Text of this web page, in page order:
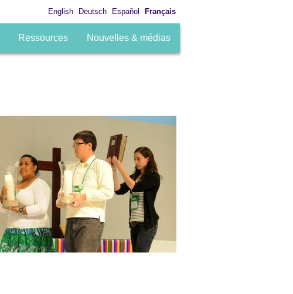
English Deutsch Español Français
Ressources Nouvelles & médias